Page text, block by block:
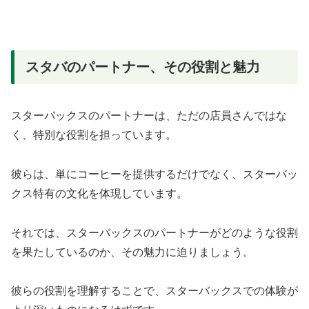
スタバのパートナー、その役割と魅力
スターバックスのパートナーは、ただの店員さんではな
く、特別な役割を担っています。
彼らは、単にコーヒーを提供するだけでなく、スターバッ
クス特有の文化を体現しています。
それでは、スターバックスのパートナーがどのような役割
を果たしているのか、その魅力に迫りましょう。
彼らの役割を理解することで、スターバックスでの体験が